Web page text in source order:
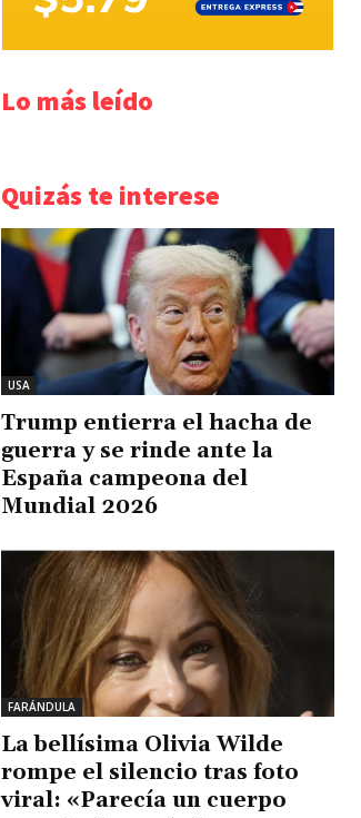
Lo más leído
Quizás te interese
USA
Trump entierra el hacha de
guerra y se rinde ante la
España campeona del
Mundial 2026
FARÁNDULA
La bellísima Olivia Wilde
rompe el silencio tras foto
viral: «Parecía un cuerpo